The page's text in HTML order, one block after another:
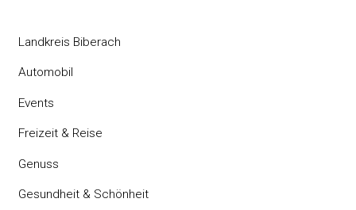
Landkreis Biberach
Automobil
Events
Freizeit & Reise
Genuss
Gesundheit & Schönheit